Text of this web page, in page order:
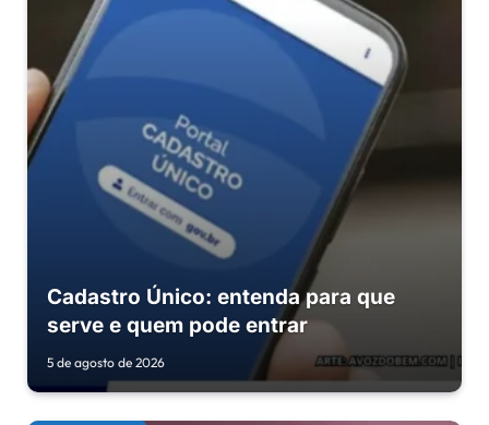
Cadastro Único: entenda para que
serve e quem pode entrar
5 de agosto de 2026